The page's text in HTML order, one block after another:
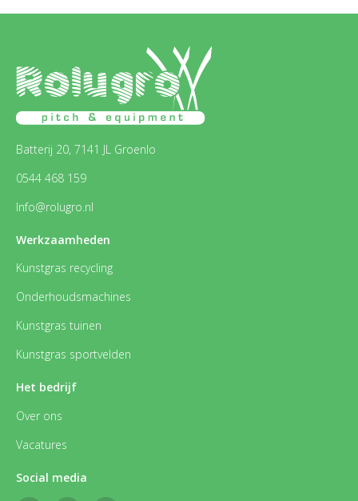
Batterij 20, 7141 JL Groenlo
0544 468 159
Info@rolugro.nl
Werkzaamheden
Kunstgras recycling
Onderhoudsmachines
Kunstgras tuinen
Kunstgras sportvelden
Het bedrijf
Over ons
Vacatures
Social media